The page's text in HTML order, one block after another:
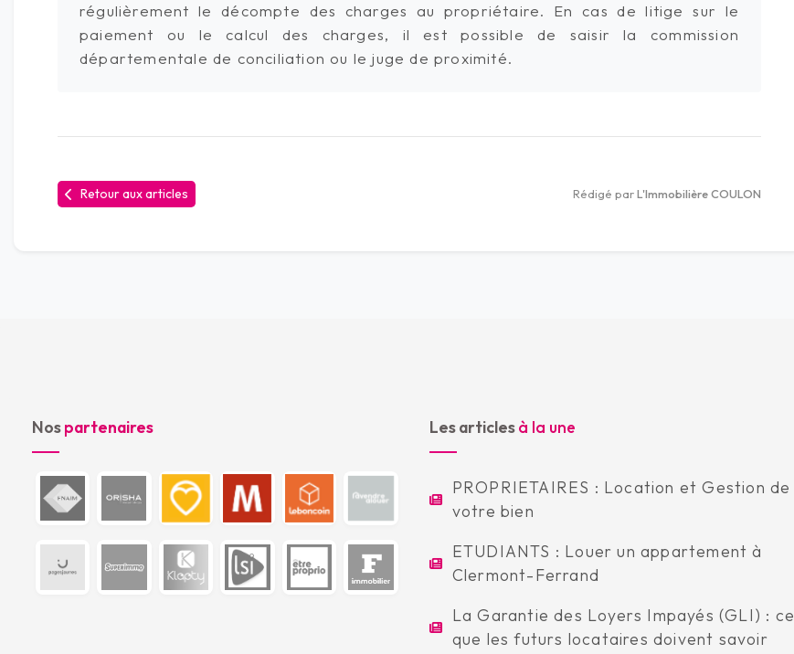
régulièrement le décompte des charges au propriétaire. En cas de litige sur le
paiement ou le calcul des charges, il est possible de saisir la commission
départementale de conciliation ou le juge de proximité.
Retour aux articles Rédigé parL'Immobilière COULON
Nospartenaires Les articlesà la une
PROPRIETAIRES : Location et Gestion de
votre bien
ETUDIANTS : Louer un appartement à
Clermont-Ferrand
La Garantie des Loyers Impayés (GLI) : ce
que les futurs locataires doivent savoir